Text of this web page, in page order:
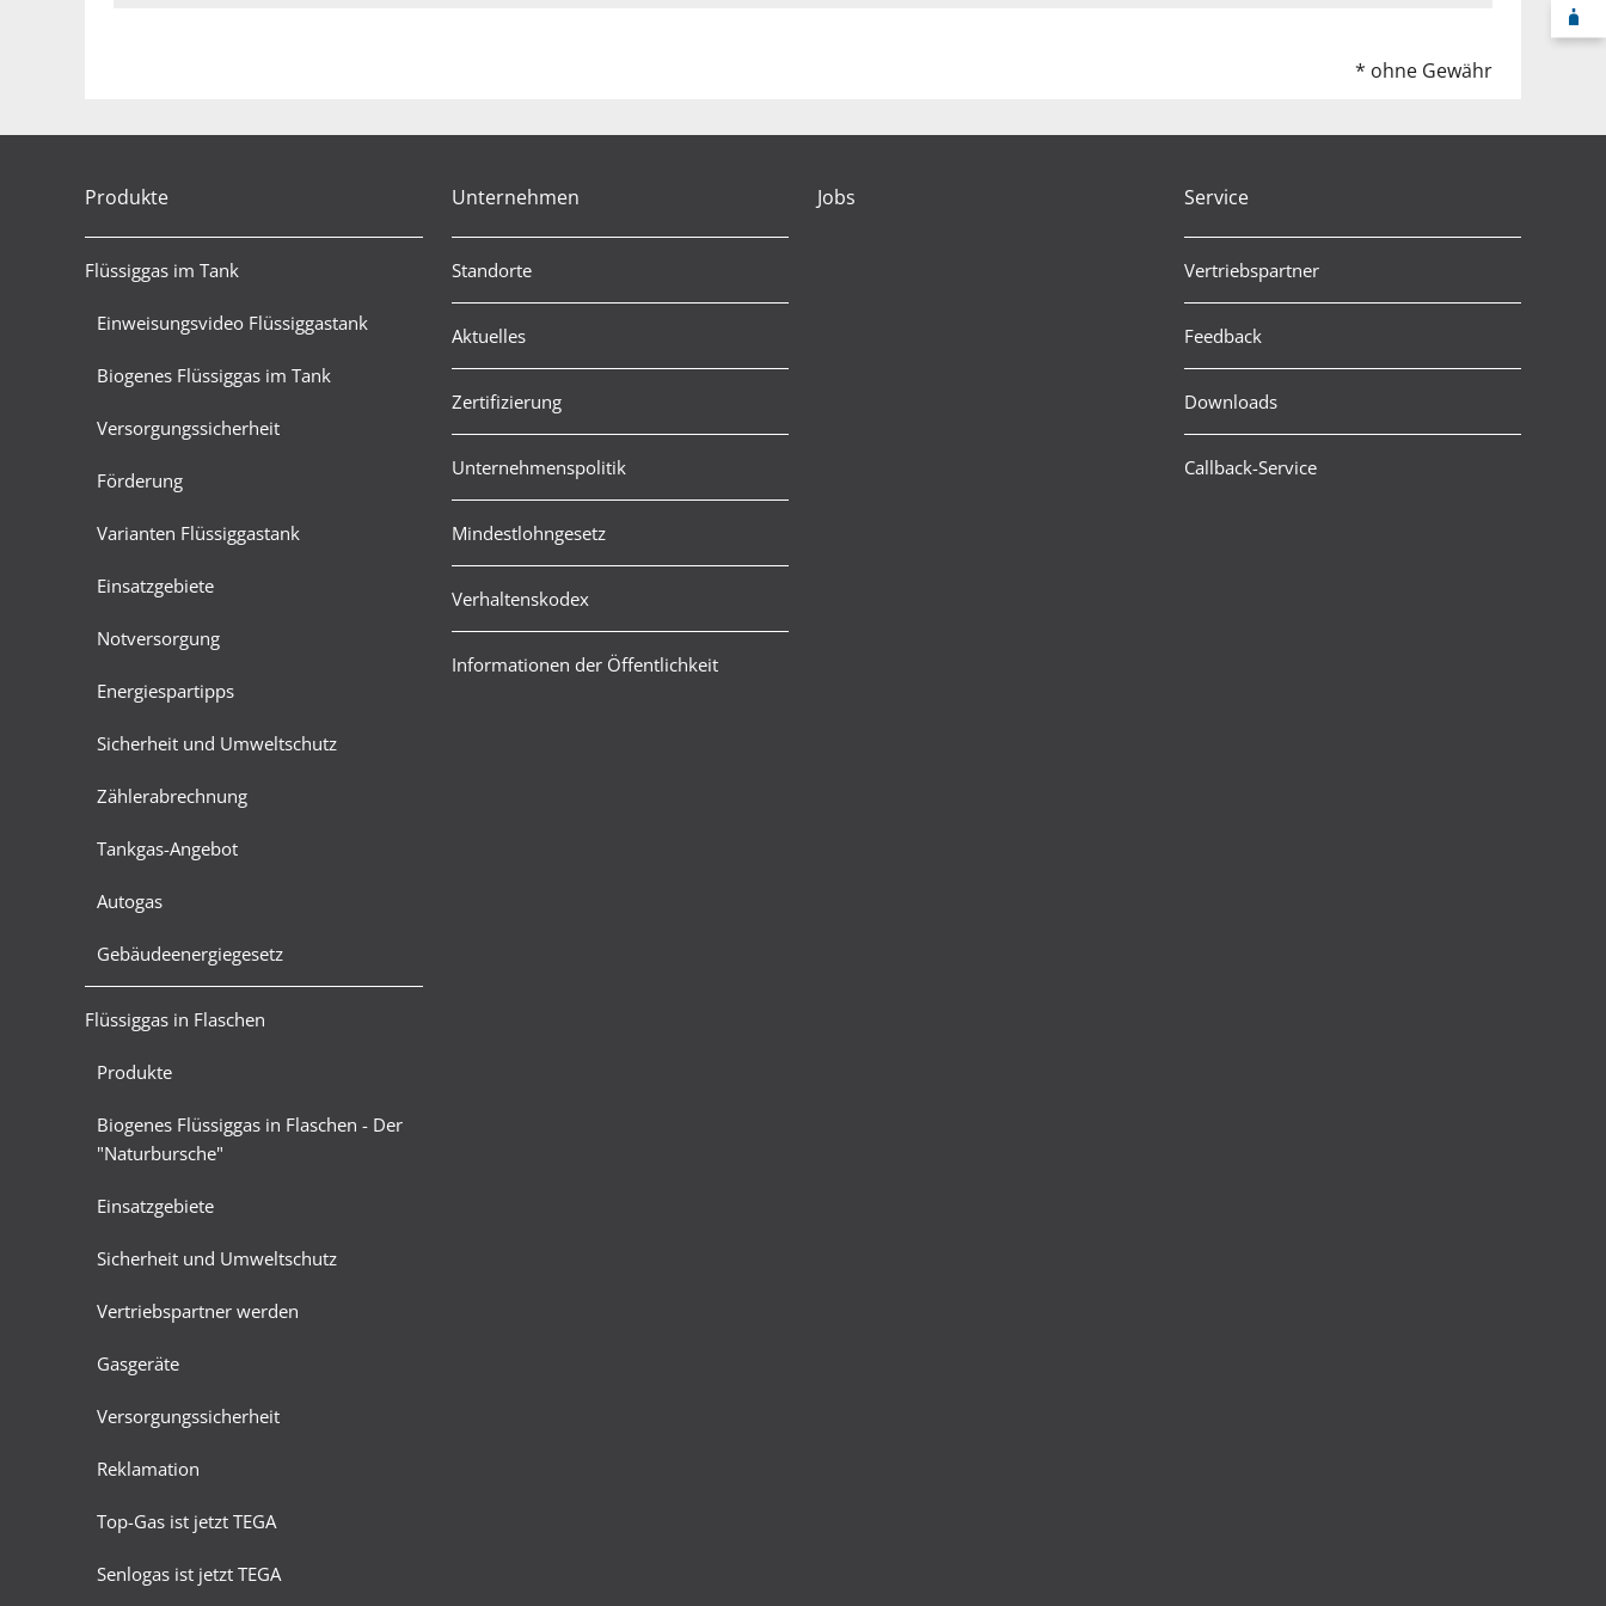
* ohne Gewähr
Produkte
Flüssiggas im Tank
Einweisungsvideo Flüssiggastank
Biogenes Flüssiggas im Tank
Versorgungssicherheit
Förderung
Varianten Flüssiggastank
Einsatzgebiete
Notversorgung
Energiespartipps
Sicherheit und Umweltschutz
Zählerabrechnung
Tankgas-Angebot
Autogas
Gebäudeenergiegesetz
Flüssiggas in Flaschen
Produkte
Biogenes Flüssiggas in Flaschen - Der
"Naturbursche"
Einsatzgebiete
Sicherheit und Umweltschutz
Vertriebspartner werden
Gasgeräte
Versorgungssicherheit
Reklamation
Top-Gas ist jetzt TEGA
Senlogas ist jetzt TEGA
Unternehmen
Standorte
Aktuelles
Zertifizierung
Unternehmenspolitik
Mindestlohngesetz
Verhaltenskodex
Informationen der Öffentlichkeit
Jobs Service
Vertriebspartner
Feedback
Downloads
Callback-Service